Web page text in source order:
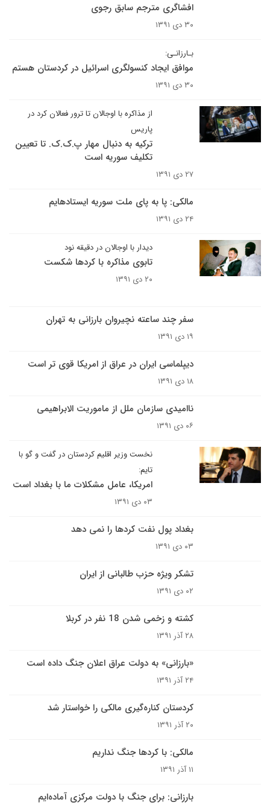
افشاگری مترجم سابق رجوی
۳۰ دی ۱۳۹۱
بـارزانـی:
موافق ایجاد کنسولگری اسرائیل در کردستان هستم
۳۰ دی ۱۳۹۱
از مذاکره با اوجالان تا ترور فعالان کرد در
پاریس
ترکیه به دنبال مهار پ.ک.ک. تا تعیین
تکلیف سوریه است
۲۷ دی ۱۳۹۱
مالکی: پا به پای ملت سوریه ایستاده‎ایم
۲۴ دی ۱۳۹۱
دیدار با اوجالان در دقیقه نود
تابوی مذاکره با کردها شکست
۲۰ دی ۱۳۹۱
سفر چند ساعته نچیروان بارزانی به تهران
۱۹ دی ۱۳۹۱
دیپلماسی ایران در عراق از امریکا قوی تر است
۱۸ دی ۱۳۹۱
ناامیدی سازمان ملل از ماموریت الابراهیمی
۰۶ دی ۱۳۹۱
نخست وزیر اقلیم کردستان در گفت و گو با
تایم:
امریکا، عامل مشکلات ما با بغداد است
۰۳ دی ۱۳۹۱
بغداد پول نفت کردها را نمی دهد
۰۳ دی ۱۳۹۱
تشکر ویژه حزب طالبانی از ایران
۰۲ دی ۱۳۹۱
کشته و زخمی شدن 18 نفر در کربلا
۲۸ آذر ۱۳۹۱
«بارزانی» به دولت عراق اعلان جنگ داده است
۲۴ آذر ۱۳۹۱
کردستان کناره‌گیری مالکی را خواستار شد
۲۰ آذر ۱۳۹۱
مالکی: با کردها جنگ نداریم
۱۱ آذر ۱۳۹۱
بارزانی: برای جنگ با دولت مرکزی آماده‌ایم